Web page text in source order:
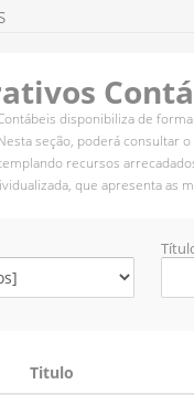
disponibiliza de
seção, poderá consultar
recursos
que apresenta as
Titulo